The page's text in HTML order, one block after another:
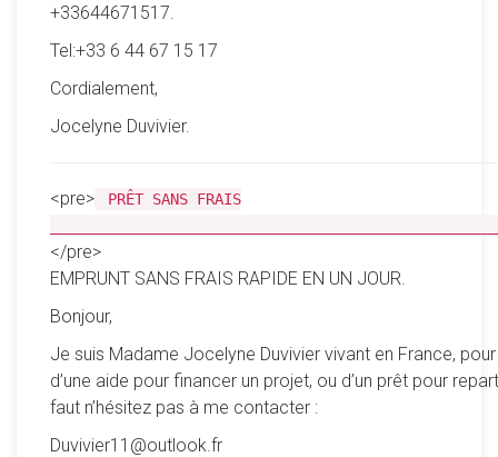
+33644671517.
Tel:+33 6 44 67 15 17
Cordialement,
Jocelyne Duvivier.
<pre>
PRÊT SANS FRAIS
</pre>
EMPRUNT SANS FRAIS RAPIDE EN UN JOUR.
Bonjour,
Je suis Madame Jocelyne Duvivier vivant en France,
d’une aide pour financer un projet, ou d’un prêt pour
faut n’hésitez pas à me contacter :
Duvivier11@outlook.fr